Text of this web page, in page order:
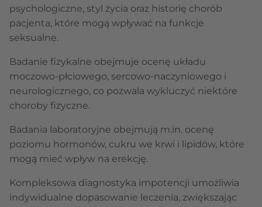
psychologiczne, styl życia oraz historię chorób
pacjenta, które mogą wpływać na funkcje
seksualne.
Badanie fizykalne obejmuje ocenę układu
moczowo-płciowego, sercowo-naczyniowego i
neurologicznego, co pozwala wykluczyć niektóre
choroby fizyczne.
Badania laboratoryjne obejmują m.in. ocenę
poziomu hormonów, cukru we krwi i lipidów, które
mogą mieć wpływ na erekcję.
Kompleksowa diagnostyka impotencji umożliwia
indywidualne dopasowanie leczenia, zwiększając